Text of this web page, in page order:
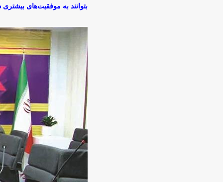
بتوانند به موفقیت‌های